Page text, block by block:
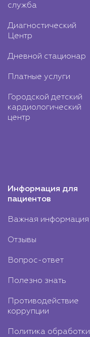
служба
Диагностический
Центр
Дневной стационар
Платные услуги
Городской детский
кардиологический
центр
Информация для
пациентов
Важная информация
Отзывы
Вопрос-ответ
Полезно знать
Противодействие
коррупции
Политика обработки